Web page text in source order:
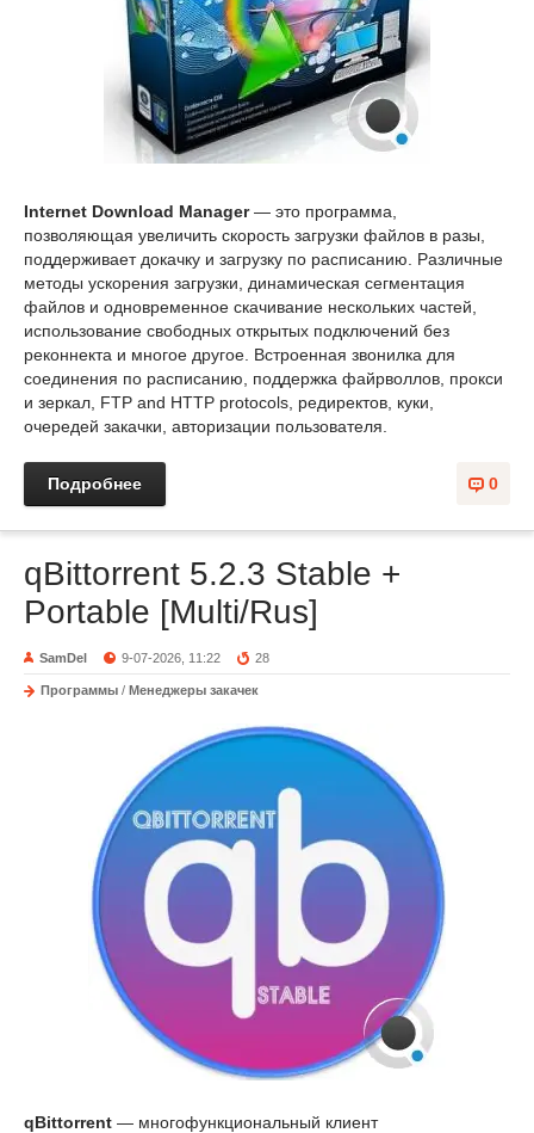
Internet Download Manager— это программа,
позволяющая увеличить скорость загрузки файлов в разы,
поддерживает докачку и загрузку по расписанию. Различные
методы ускорения загрузки, динамическая сегментация
файлов и одновременное скачивание нескольких частей,
использование свободных открытых подключений без
реконнекта и многое другое. Встроенная звонилка для
соединения по расписанию, поддержка файрволлов, прокси
и зеркал, FTP and HTTP protocols, редиректов, куки,
очередей закачки, авторизации пользователя.
0
Подробнее
qBittorrent 5.2.3 Stable +
Portable [Multi/Rus]
SamDel 9-07-2026, 11:22 28
Программы / Менеджеры закачек
qBittorrent — многофункциональный клиент